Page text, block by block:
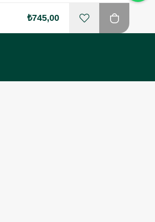
₺745,00